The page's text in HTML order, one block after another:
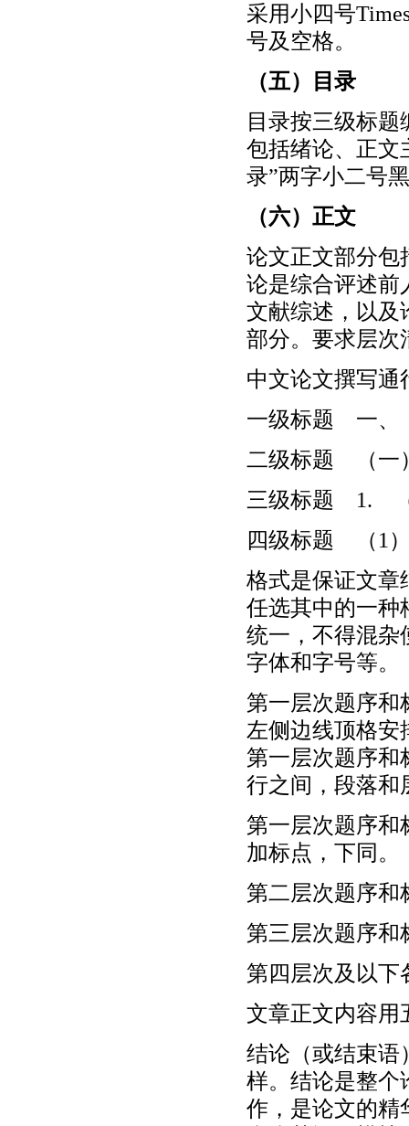
采用小四号
号及空格。
（五）目录
目录按三级标
包括绪论、正文
录”两字小二号
（六）正文
论文正文部分包
论是综合评述前
文献综述，以及
部分。要求层次
中文论文撰写通
一级标题 一
二级标题 （
三级标题 1.
四级标题 （1
格式是保证文章
任选其中的一种
统一，不得混杂
字体和字号等。
第一层次题序和
左侧边线顶格安
第一层次题序和
行之间，段落和
第一层次题序和
加标点，下同。
第二层次题序和
第三层次题序和
第四层次及以下
文章正文内容用
结论（或结束语
样。结论是整个
作，是论文的精